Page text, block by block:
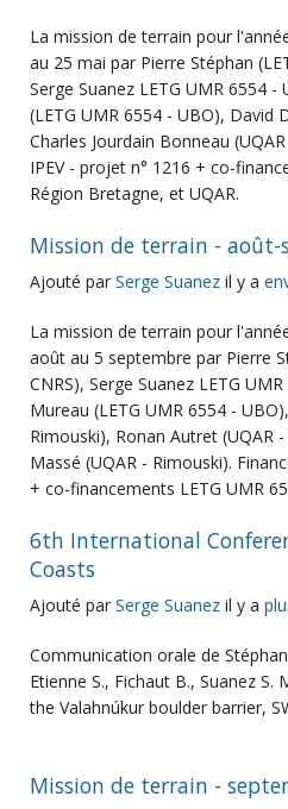
La mission de terrain pour
au 25 mai par Pierre Stéphan
Serge Suanez LETG UMR 6554
(LETG UMR 6554 - UBO), David
Charles Jourdain Bonneau
IPEV - projet n° 1216 + co-
Région Bretagne, et UQAR.
Mission de terrain - août-
Ajouté par Serge Suanez il y a
La mission de terrain pour
août au 5 septembre par Pierre
CNRS), Serge Suanez LETG
Mureau (LETG UMR 6554 -
Rimouski), Ronan Autret (UQAR
Massé (UQAR - Rimouski).
+ co-financements LETG UMR
6th International
Coasts
Ajouté par Serge Suanez il y a
Communication orale de
Etienne S., Fichaut B., Suanez
the Valahnúkur boulder barrier,
Mission de terrain -